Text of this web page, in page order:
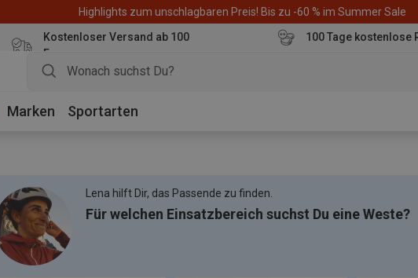
Highlights zum unschlagbaren Preis! Bis zu -60 % im Summer Sale
Kostenloser Versand ab 100
Euro
100 Tage kostenlose
Marken Sportarten
Lena hilft Dir, das Passende zu finden.
Für welchen Einsatzbereich suchst Du eine Weste?